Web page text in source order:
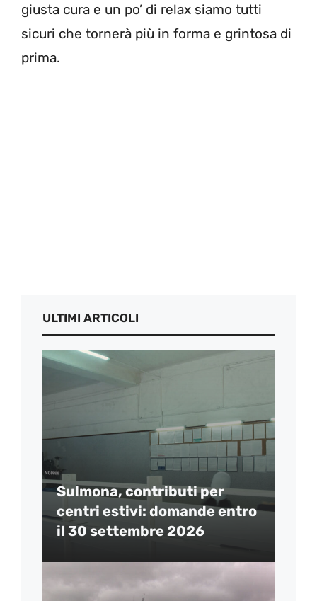
giusta cura e un po’ di relax siamo tutti
sicuri che tornerà più in forma e grintosa di
prima.
ULTIMI ARTICOLI
Sulmona, contributi per
centri estivi: domande entro
il 30 settembre 2026